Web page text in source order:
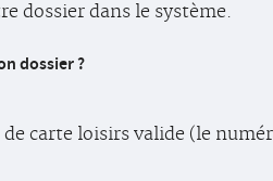
dossier dans le système.
dossier ?
carte loisirs valide (le